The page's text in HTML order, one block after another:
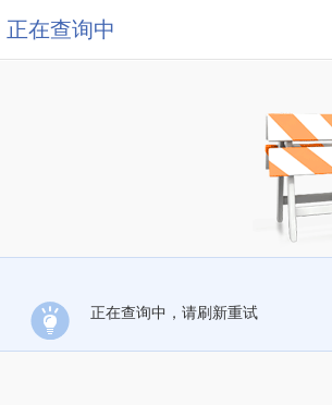
正在查询中
正在查询中，请刷新重试